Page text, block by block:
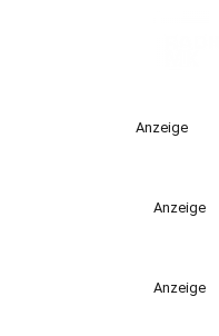
Anzeige
Anzeige
Anzeige